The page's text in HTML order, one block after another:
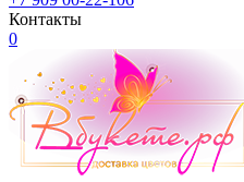
Контакты
0